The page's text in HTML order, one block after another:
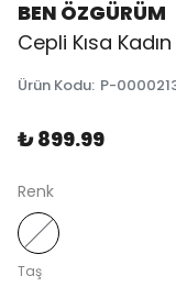
BEN ÖZGÜRÜM
Cepli Kısa
Ürün Kodu: P-
₺ 899.99
Renk
Taş